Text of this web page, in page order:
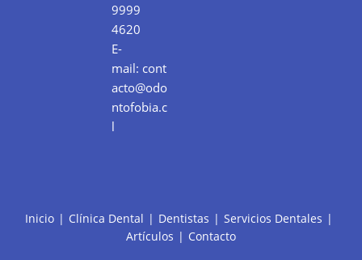
9999
4620
E-
mail: cont
acto@odo
ntofobia.c
l
Inicio Clínica Dental Dentistas
Servicios Dentales
Artículos
Contacto